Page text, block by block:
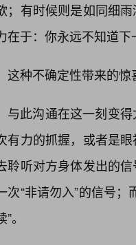
；有时候则是如同细
在于：你永远不知道
这种不确定性带来的
与此沟通在这一刻变
有力的抓握，或者是
聆听对方身体发出的
次“非请勿入”的信号
。